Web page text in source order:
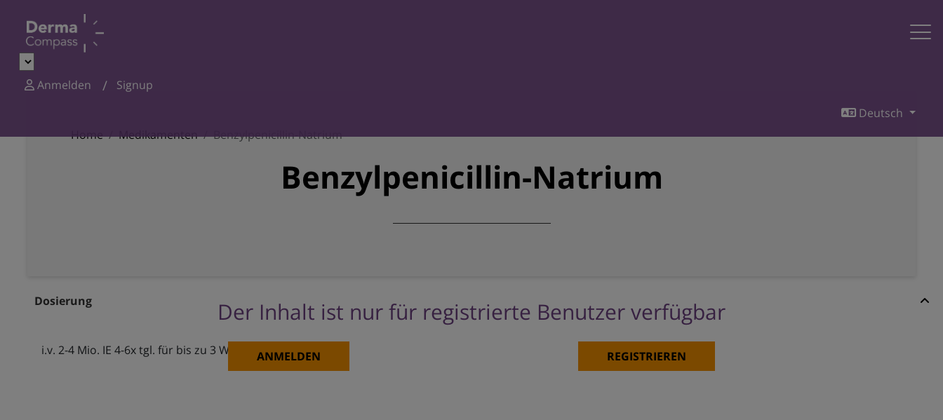
Anmelden
Signup
Deutsch
Home
Medikamenten Benzylpenicillin-Natrium
Benzylpenicillin-Natrium
Der Inhalt ist nur für registrierte Benutzer verfügbar
ANMELDEN REGISTRIEREN
Dosierung
i.v. 2-4 Mio. IE 4-6x tgl. für bis zu 3 Wochen